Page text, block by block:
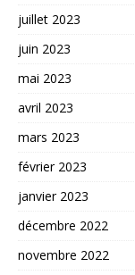
juillet 2023
juin 2023
mai 2023
avril 2023
mars 2023
février 2023
janvier 2023
décembre 2022
novembre 2022